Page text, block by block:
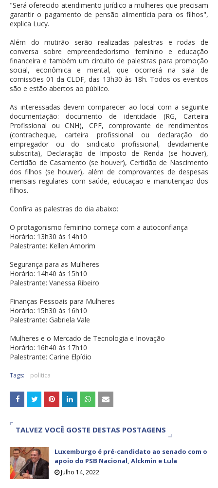
"Será oferecido atendimento jurídico a mulheres que precisam
garantir o pagamento de pensão alimentícia para os filhos",
explica Lucy.
Além do mutirão serão realizadas palestras e rodas de
conversa sobre empreendedorismo feminino e educação
financeira e também um circuito de palestras para promoção
social, econômica e mental, que ocorrerá na sala de
comissões 01 da CLDF, das 13h30 às 18h. Todos os eventos
são e estão abertos ao público.
As interessadas devem comparecer ao local com a seguinte
documentação: documento de identidade (RG, Carteira
Profissional ou CNH), CPF, comprovante de rendimentos
(contracheque, carteira profissional ou declaração do
empregador ou do sindicato profissional, devidamente
subscrita), Declaração de Imposto de Renda (se houver),
Certidão de Casamento (se houver), Certidão de Nascimento
dos filhos (se houver), além de comprovantes de despesas
mensais regulares com saúde, educação e manutenção dos
filhos.
Confira as palestras do dia abaixo:
O protagonismo feminino começa com a autoconfiança
Horário: 13h30 às 14h10
Palestrante: Kellen Amorim
Segurança para as Mulheres
Horário: 14h40 às 15h10
Palestrante: Vanessa Ribeiro
Finanças Pessoais para Mulheres
Horário: 15h30 às 16h10
Palestrante: Gabriela Vale
Mulheres e o Mercado de Tecnologia e Inovação
Horário: 16h40 às 17h10
Palestrante: Carine Elpídio
Tags: politica
TALVEZ VOCÊ GOSTE DESTAS POSTAGENS
Luxemburgo é pré-candidato ao senado com o
apoio do PSB Nacional, Alckmin e Lula
Julho 14, 2022